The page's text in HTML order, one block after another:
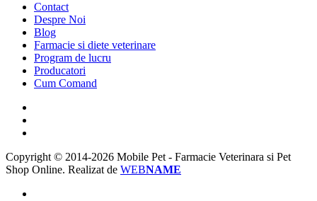
Contact
Despre Noi
Blog
Farmacie si diete veterinare
Program de lucru
Producatori
Cum Comand
Copyright © 2014-2026 Mobile Pet - Farmacie Veterinara si Pet
Shop Online. Realizat de WEBNAME